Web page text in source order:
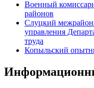
Военный
районов
Слуцкий
управления
труда
Копыльский